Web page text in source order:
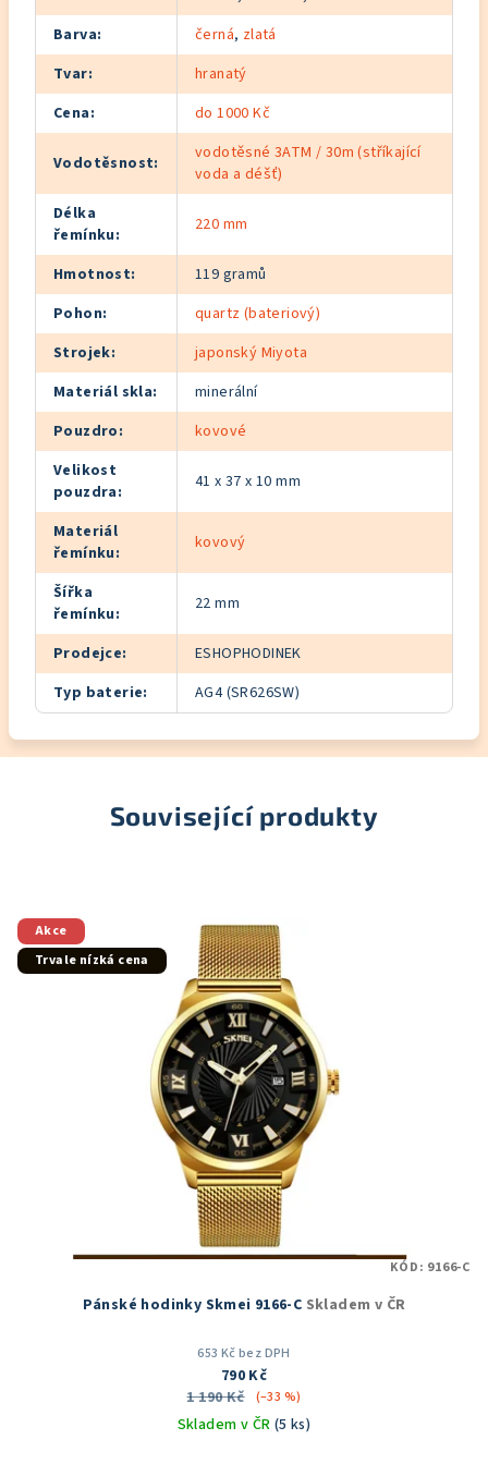
Barva: černá, zlatá
Tvar:
hranatý
Cena: do 1000 Kč
Vodotěsnost:
vodotěsné 3ATM / 30m (stříkající
voda a déšť)
Délka
řemínku: 220 mm
Hmotnost:
119 gramů
Pohon:
quartz (bateriový)
Strojek:
japonský Miyota
Materiál skla:
minerální
Pouzdro:
kovové
Velikost
pouzdra: 41 x 37 x 10 mm
Materiál
řemínku: kovový
Šířka
řemínku: 22 mm
Prodejce:
ESHOPHODINEK
Typ baterie: AG4 (SR626SW)
Související produkty
Akce
Trvale nízká cena
Pánské hodinky Skmei 9166-C Skladem v ČR
653 Kč bez DPH
790 Kč
1 190 Kč
(–33 %)
Skladem v ČR (5 ks)
KÓD: 9166-C